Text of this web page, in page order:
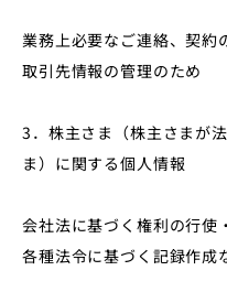
業務上必要なご連絡、契約
取引先情報の管理のため
3．株主さま（株主さまが
ま）に関する個⼈情報
会社法に基づく権利の⾏使
各種法令に基づく記録作成